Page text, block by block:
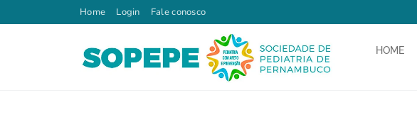
Home Login Fale conosco
HOME